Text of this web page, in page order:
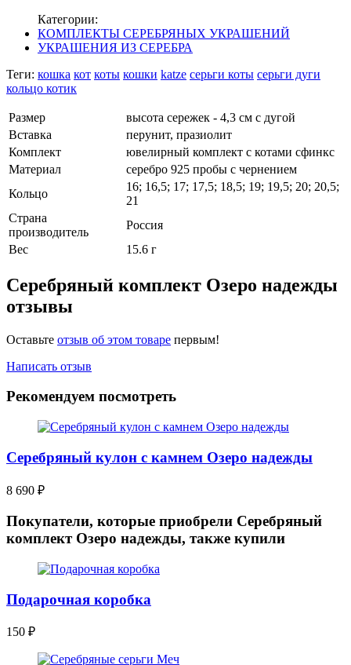
Категории:
КОМПЛЕКТЫ СЕРЕБРЯНЫХ УКРАШЕНИЙ
УКРАШЕНИЯ ИЗ СЕРЕБРА
Теги: кошка кот коты кошки katze серьги коты серьги дуги
кольцо котик
Размер
высота сережек - 4,3 см с дугой
Вставка
перунит, празиолит
Комплект
ювелирный комплект с котами сфинкс
Материал
серебро 925 пробы с чернением
Кольцо
16; 16,5; 17; 17,5; 18,5; 19; 19,5; 20; 20,5;
21
Страна
производитель
Россия
Вес
15.6 г
Серебряный комплект Озеро надежды
отзывы
Оставьте отзыв об этом товаре первым!
Написать отзыв
Рекомендуем посмотреть
Серебряный кулон с камнем Озеро надежды
8 690 ₽
Покупатели, которые приобрели Серебряный
комплект Озеро надежды, также купили
Подарочная коробка
150 ₽